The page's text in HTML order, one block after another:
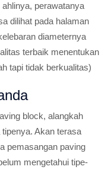
perawatanya
dilihat pada halaman
diameternya
terbaik menentukan
tapi tidak berkualitas)
block, alangkah
Akan terasa
pemasangan paving
mengetahui tipe-